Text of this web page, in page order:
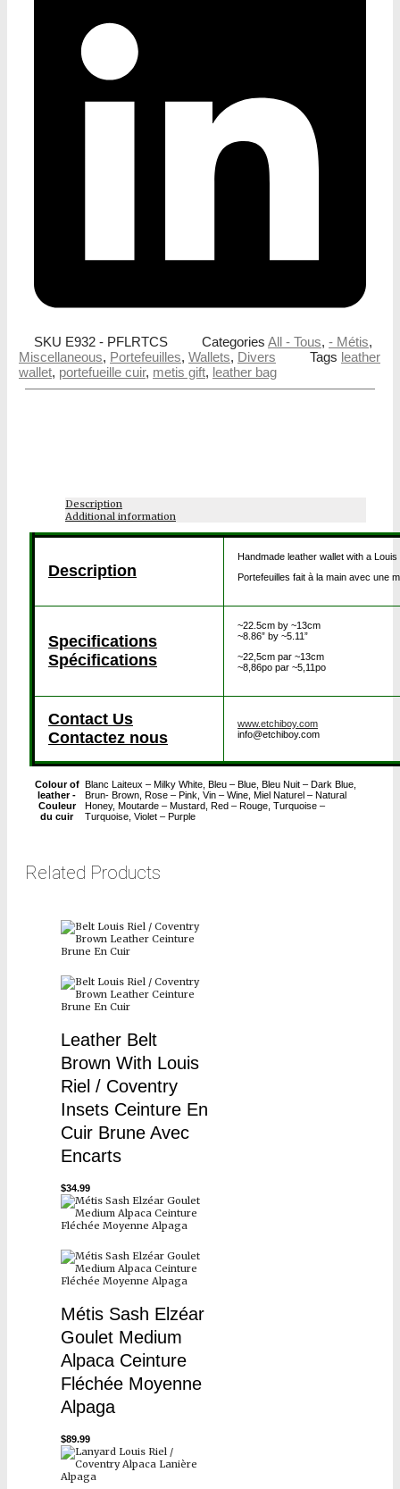
SKU E932 - PFLRTCS Categories All - Tous, - Métis,
Miscellaneous, Portefeuilles, Wallets, Divers Tags leather
wallet, portefueille cuir, metis gift, leather bag
Description
Additional information
Description
Handmade leather wallet with a
Portefeuilles fait à la main avec une
Specifications
Spécifications
~22.5cm by ~13cm
~8.86” by ~5.11”
~22,5cm par ~13cm
~8,86po par ~5,11po
Contact Us
Contactez nous
www.etchiboy.com
info@etchiboy.com
Colour of
leather -
Couleur
du cuir
Blanc Laiteux – Milky White, Bleu – Blue, Bleu Nuit – Dark Blue,
Brun- Brown, Rose – Pink, Vin – Wine, Miel Naturel – Natural
Honey, Moutarde – Mustard, Red – Rouge, Turquoise –
Turquoise, Violet – Purple
Related Products
Leather Belt
Brown With Louis
Riel / Coventry
Insets Ceinture En
Cuir Brune Avec
Encarts
$34.99
Métis Sash Elzéar
Goulet Medium
Alpaca Ceinture
Fléchée Moyenne
Alpaga
$89.99